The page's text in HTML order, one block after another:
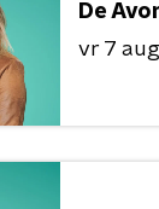
De
vr 7